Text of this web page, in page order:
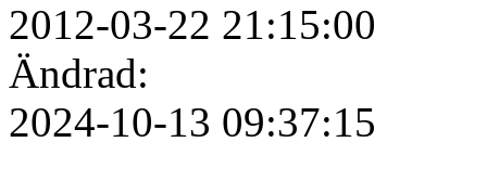
2012-03-22 21:15:00
Ändrad:
2024-10-13 09:37:15